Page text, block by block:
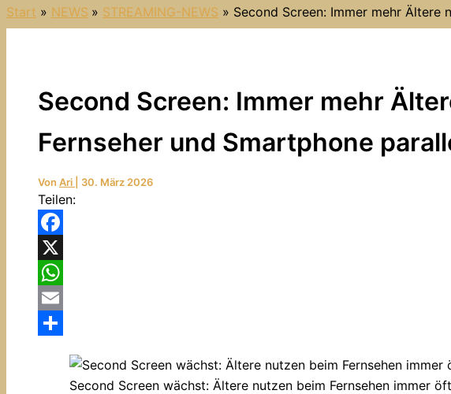
Start NEWS STREAMING-NEWS Second Screen: Immer mehr Ältere
Second Screen: Immer mehr
Fernseher und Smartphone
Von Ari 30. März 2026
Teilen:
Facebook
X
WhatsApp
Email
Second Screen wächst: Ältere nutzen beim Fernsehen immer